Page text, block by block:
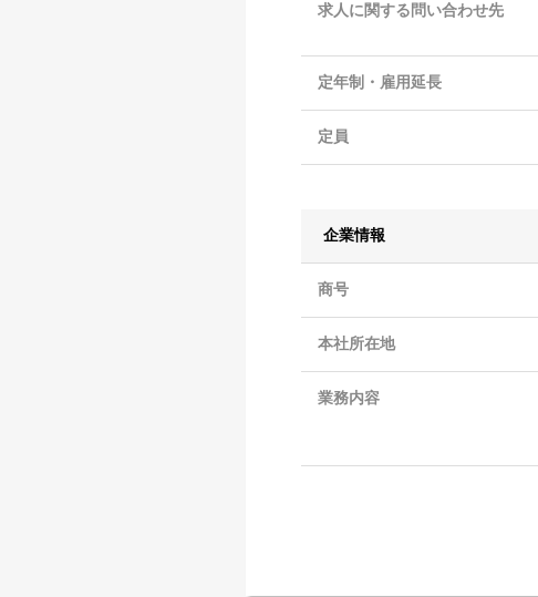
求人に関する問い合わせ先
定年制・雇用延長
定員
企業情報
商号
本社所在地
業務内容